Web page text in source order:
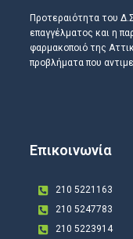
Προτεραιότητα του
επαγγέλματος και η
φαρμακοποιό της
προβλήματα που
Επικοινωνία
210 5221163
210 5247783
210 5223914